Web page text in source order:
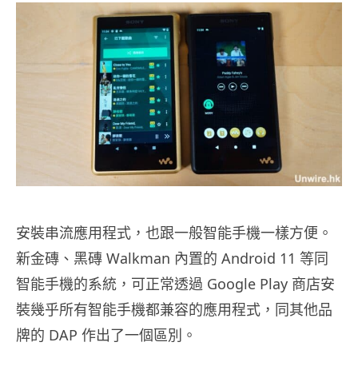
安裝串流應用程式，也跟一般智能手機一樣方便。
新金磚、黑磚 Walkman 內置的 Android 11 等同
智能手機的系統，可正常透過 Google Play 商店安
裝幾乎所有智能手機都兼容的應用程式，同其他品
牌的 DAP 作出了一個區別。